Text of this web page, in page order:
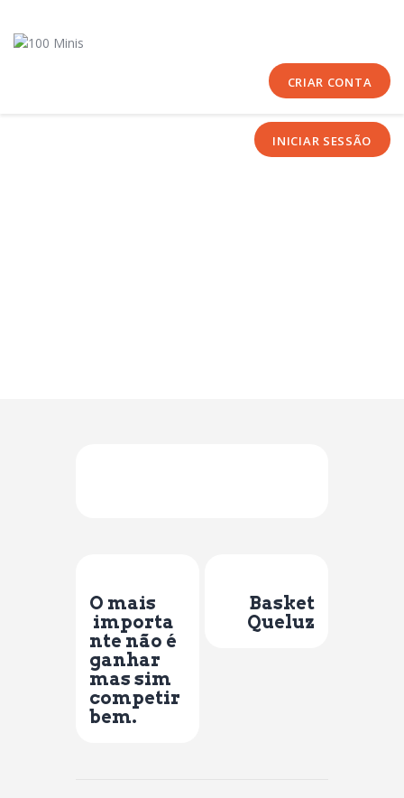
CRIAR CONTA
INICIAR SESSÃO
Sobre Nós
O mais
importa
nte não é
ganhar
mas sim
competir
bem.
Basket
Queluz